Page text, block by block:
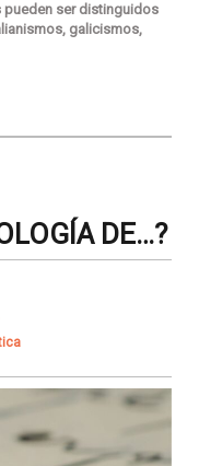
pueden ser distinguidos
galicismos,
DE…?